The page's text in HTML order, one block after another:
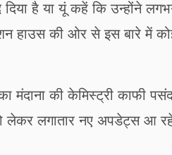
है या यूं कहें कि उन्होंने
हाउस की ओर से इस बारे में
मंदाना की केमिस्ट्री काफी
लेकर लगातार नए अपडेट्स आ